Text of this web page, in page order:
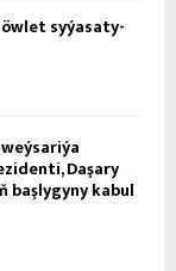
sy­ýa­sa­ty­
Daşary
kabul